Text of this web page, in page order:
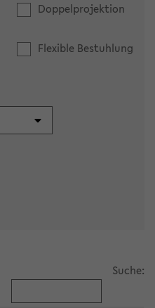
Doppelprojektion
Flexible Bestuhlung
Suche: